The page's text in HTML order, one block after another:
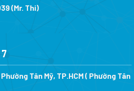
(Mr. Thi)
Tân Mỹ, TP.HCM ( Phường Tân